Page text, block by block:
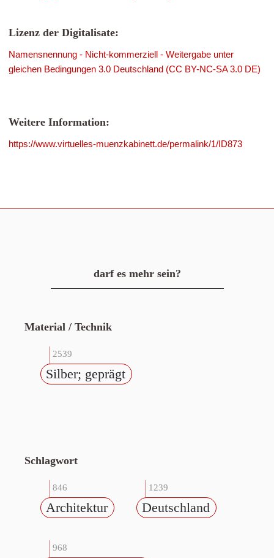
Lizenz der Digitalisate:
Namensnennung - Nicht-kommerziell - Weitergabe unter
gleichen Bedingungen 3.0 Deutschland (CC BY-NC-SA 3.0 DE)
Weitere Information:
https://www.virtuelles-muenzkabinett.de/permalink/1/ID873
darf es mehr sein?
Material / Technik
2539
Silber; geprägt
Schlagwort
846
Architektur
1239
Deutschland
968